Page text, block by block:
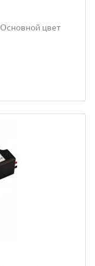
Основной цвет